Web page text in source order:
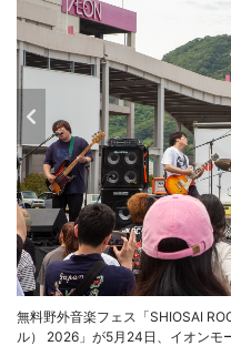
無料野外音楽フェス「SHIOSAI
ル） 2026」が5月24日、イオンモ